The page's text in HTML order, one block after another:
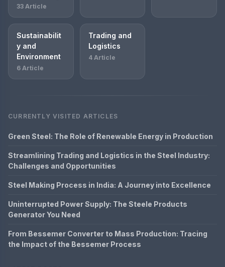
33 Article
Sustainabilit
y and
Environment
6 Article
Trading and
Logistics
4 Article
CURRENTLY VISITED ARTICLES
Green Steel: The Role of Renewable Energy in Production
Streamlining Trading and Logistics in the Steel Industry:
Challenges and Opportunities
Steel Making Process in India: A Journey into Excellence
Uninterrupted Power Supply: The Steele Products
Generator You Need
From Bessemer Converter to Mass Production: Tracing
the Impact of the Bessemer Process